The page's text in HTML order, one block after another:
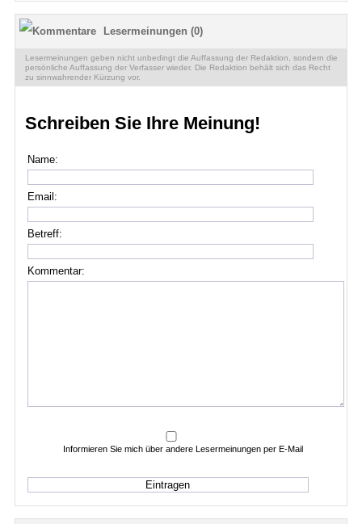
Kostenlos
Lesermeinungen (0)
Lesermeinungen geben nicht unbedingt die Auffassung der Redaktion, sondern die
persönliche Auffassung der Verfasser wieder. Die Redaktion behält sich das Recht
zu sinnwahrender Kürzung vor.
Schreiben Sie Ihre Meinung!
Name:
Email:
Betreff:
Kommentar:
Informieren Sie mich über andere Lesermeinungen per E-Mail